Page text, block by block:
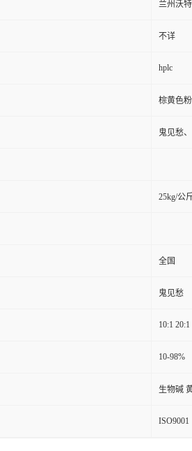
兰州沃
不详
hplc
棕黄色
鬼见愁
25kg/公
全国
鬼见愁
10:1 20:1
10-98%
生物碱
ISO9001